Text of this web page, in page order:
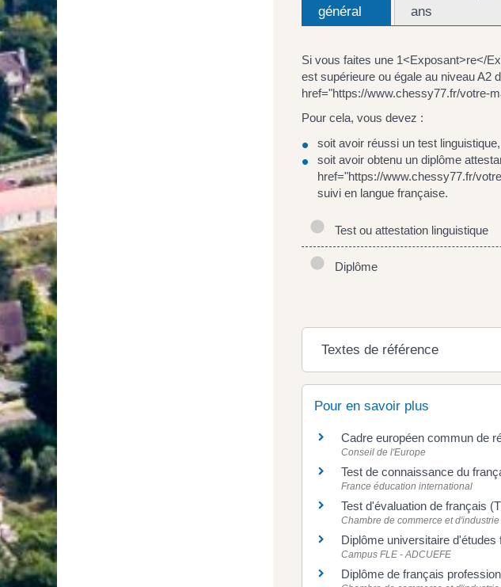
général
ans
Si vous faites une 1<Exposant>re</
est supérieure ou égale au niveau A2
href="https://www.chessy77.fr/votre-
Pour cela, vous devez :
soit avoir réussi un test linguistique,
soit avoir obtenu un diplôme
href="https://www.chessy77.fr/
suivi en langue française.
Test ou attestation linguistique
Diplôme
Textes de référence
Pour en savoir plus
Cadre européen commun de
Conseil de l'Europe
Test de connaissance du
France éducation international
Test d'évaluation de français
Chambre de commerce et
Diplôme universitaire
Campus FLE - ADCUEFE
Diplôme de français